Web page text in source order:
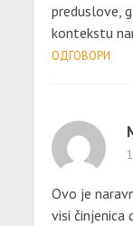
preduslove,
kontekstu
ОДГОВОРИ
Ovo je
visi činjenica